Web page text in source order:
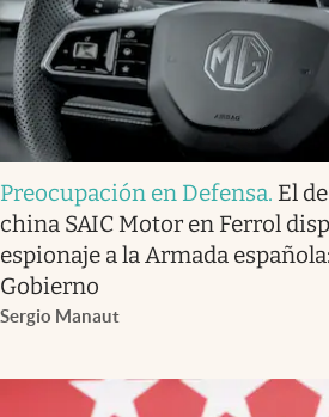
Preocupación en Defensa. El
china SAIC Motor en Ferrol
espionaje a la Armada
Gobierno
Sergio Manaut